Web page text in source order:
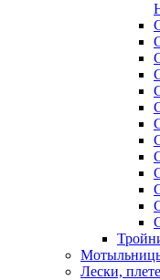
Лески,